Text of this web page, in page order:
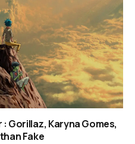
Gorillaz, Karyna Gomes,
Fake